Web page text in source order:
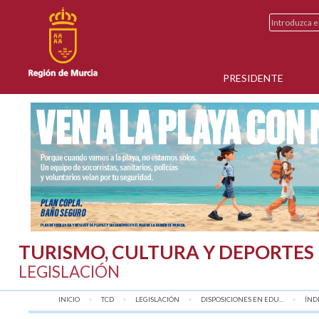
PRESIDENTE
TURISMO, CULTURA Y DEPORTES
LEGISLACIÓN
INICIO TCD LEGISLACIÓN DISPOSICIONES EN EDU...